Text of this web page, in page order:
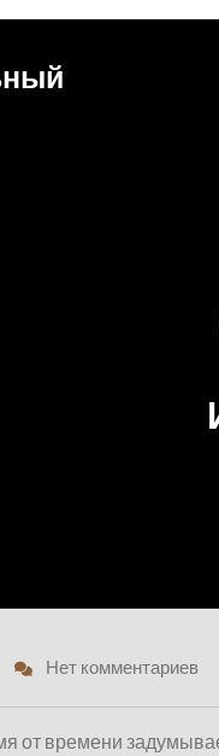
Нет комментариев
от времени